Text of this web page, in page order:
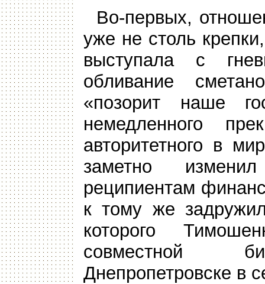
Во-первых,
уже не столь
выступала с
обливание
«позорит наше
немедленного
авторитетного в
заметно
реципиентам
к тому же
которого
совместной
Днепропетровске в